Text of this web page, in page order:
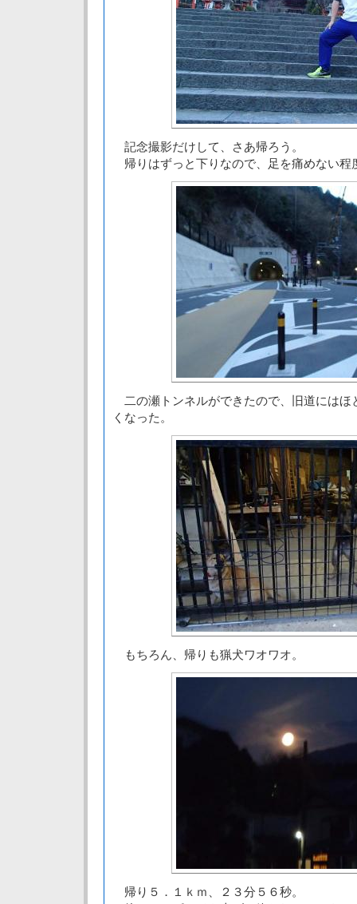
記念撮影だけして、さあ帰ろう。
帰りはずっと下りなので、足を痛めない程
二の瀬トンネルができたので、旧道にはほ
くなった。
もちろん、帰りも猟犬ワオワオ。
帰り５．１ｋｍ、２３分５６秒。